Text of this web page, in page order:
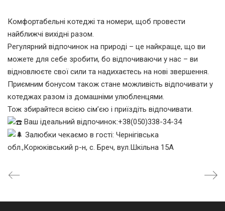
Комфортабельні котеджі та номери, щоб провести
найближчі вихідні разом.
Регулярний відпочинок на природі – це найкраще, що ви
можете для себе зробити, бо відпочиваючи у нас – ви
відновлюєте свої сили та надихаєтесь на нові звершення.
Приємним бонусом також стане можливість відпочивати у
котеджах разом із домашніми улюбленцями.
Тож збирайтеся всією сім’єю і приїздіть відпочивати.
Ваш ідеальний відпочинок:+38(050)338-34-34
Залюбки чекаємо в гості: Чернігівська
обл.,Корюківський р-н, с. Бреч, вул.Шкільна 15А